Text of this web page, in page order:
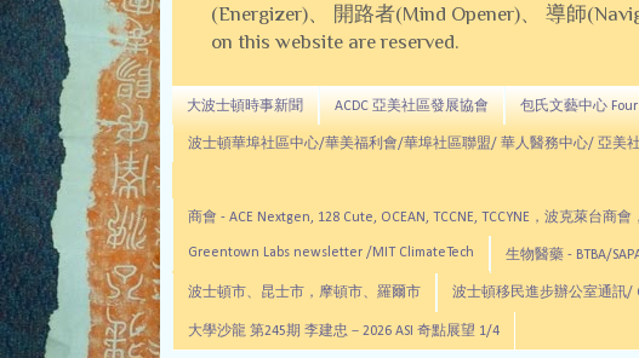
(Energizer)、 開路者(Mind Opener)、 導師
on this website are reserved.
大波士頓時事新聞 ACDC 亞美社區發展協會 包氏文藝中心
波士頓華埠社區中心/華美福利會/華埠社區聯盟/ 華人醫務中心/ 亞美
商會 - ACE Nextgen, 128 Cute, OCEAN, TCCNE, TCCYNE，波克萊台商
Greentown Labs newsletter /MIT ClimateTech 生物醫藥 - BTBA/
波士頓市、昆士市，摩頓市、羅爾市 波士頓移民進步辦公室通訊/
大學沙龍 第245期 李建忠－2026 ASI 奇點展望 1/4